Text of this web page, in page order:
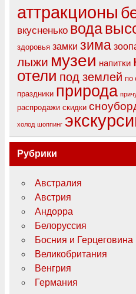
аттракционы
вкусненько вода
здоровья замки зима
лыжи музеи напитки
отели под землей по
праздники природа
распродажи скидки
холод шоппинг
Рубрики
Австралия
Австрия
Андорра
Белоруссия
Босния и Герцеговина
Великобритания
Венгрия
Германия